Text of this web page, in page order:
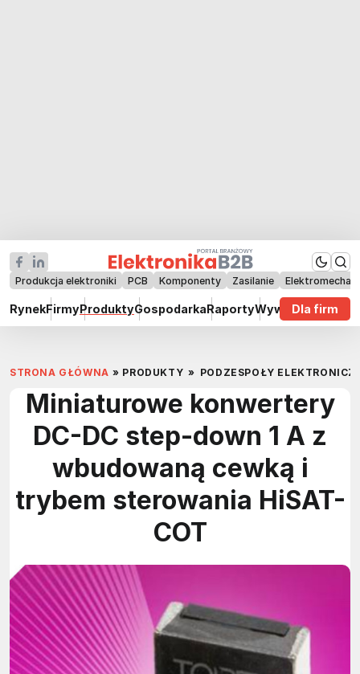
Produkcja elektroniki PCB Komponenty Zasilanie
RynekFirmyProduktyGospodarkaRaportyWywiadyDla firm
STRONA GŁÓWNA » PRODUKTY » PODZESPOŁY
Miniaturowe konwertery
DC-DC step-down 1 A z
wbudowaną cewką i
trybem sterowania HiSAT-
COT